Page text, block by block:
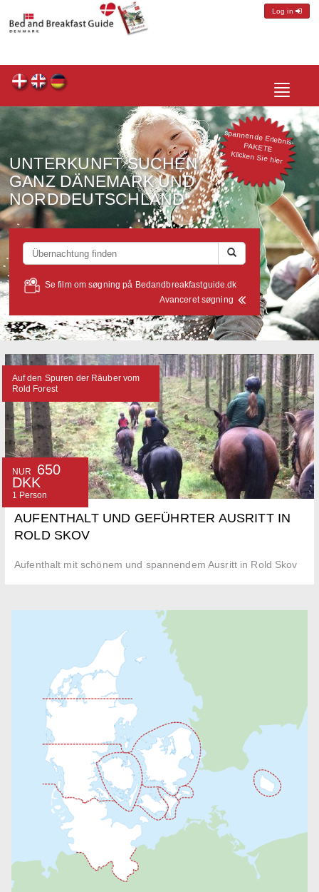
Log in
Toggle
UNTERKUNFT SUCHEN
GANZ DÄNEMARK UND
NORDDEUTSCHLAND
Avanceret søgning
Se film om søgning på Bedandbreakfastguide.dk
spannende Erlebnis-
PAKETE
Klicken Sie hier
AUFENTHALT UND GEFÜHRTER AUSRITT IN
ROLD SKOV
Aufenthalt mit schönem und spannendem Ausritt in Rold Skov
Auf den Spuren der Räuber vom
Rold Forest
NUR
650
DKK
1 Person